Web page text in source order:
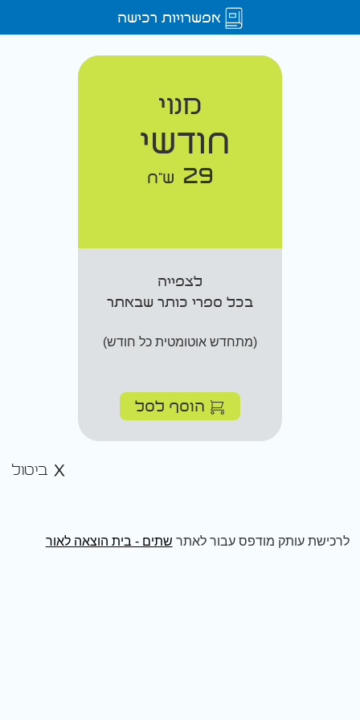
אפשרויות רכישה
מנוי
חודשי
29 ש"ח
לצפייה
בכל ספרי כותר שבאתר
(מתחדש אוטומטית כל חודש)
הוסף לסל
ביטול
לרכישת עותק מודפס עבור לאתר שתים - בית הוצאה לאור